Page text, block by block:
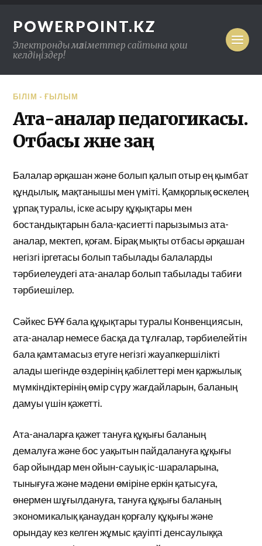
POWERPOINT.KZ
Электронды мәліметтер сайтына қош
келдіңіздер!
БІЛІМ - ҒЫЛЫМ
Ата-аналар педагогикасы.
Отбасы және заң
Балалар әрқашан және болып қалып отыр ең қымбат
құндылық, мақтанышы мен үміті. Қамқорлық өскелең
ұрпақ туралы, іске асыру құқықтары мен
бостандықтарын бала-қасиетті парызымыз ата-
аналар, мектеп, қоғам. Бірақ мықты отбасы әрқашан
негізгі іргетасы болып табылады балаларды
тәрбиелеудегі ата-аналар болып табылады табиғи
тәрбиешілер.
Сәйкес БҰҰ бала құқықтары туралы Конвенциясын,
ата-аналар немесе басқа да тұлғалар, тәрбиелейтін
бала қамтамасыз етуге негізгі жауапкершілікті
алады шегінде өздерінің қабілеттері мен қаржылық
мүмкіндіктерінің өмір сүру жағдайларын, баланың
дамуы үшін қажетті.
Ата-аналарға қажет тануға құқығы баланың
демалуға және бос уақытын пайдалануға құқығы
бар ойындар мен ойын-сауық іс-шараларына,
тынығуға және мәдени өміріне еркін қатысуға,
өнермен шұғылдануға, тануға құқығы баланың
экономикалық қанаудан қорғалу құқығы және
орындау кез келген жұмыс қауіпті денсаулыққа